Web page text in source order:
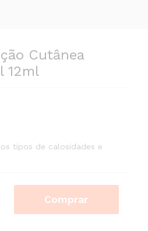
Cutânea
12ml
tipos de calosidades e
Comprar